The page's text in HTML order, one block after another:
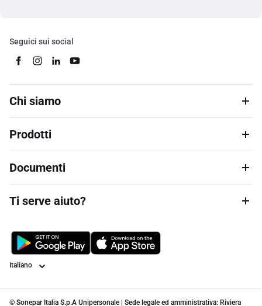
Seguici sui social
Chi siamo
Prodotti
Documenti
Ti serve aiuto?
Lingua
© Sonepar Italia S.p.A Unipersonale | Sede legale ed amministrativa: Riviera